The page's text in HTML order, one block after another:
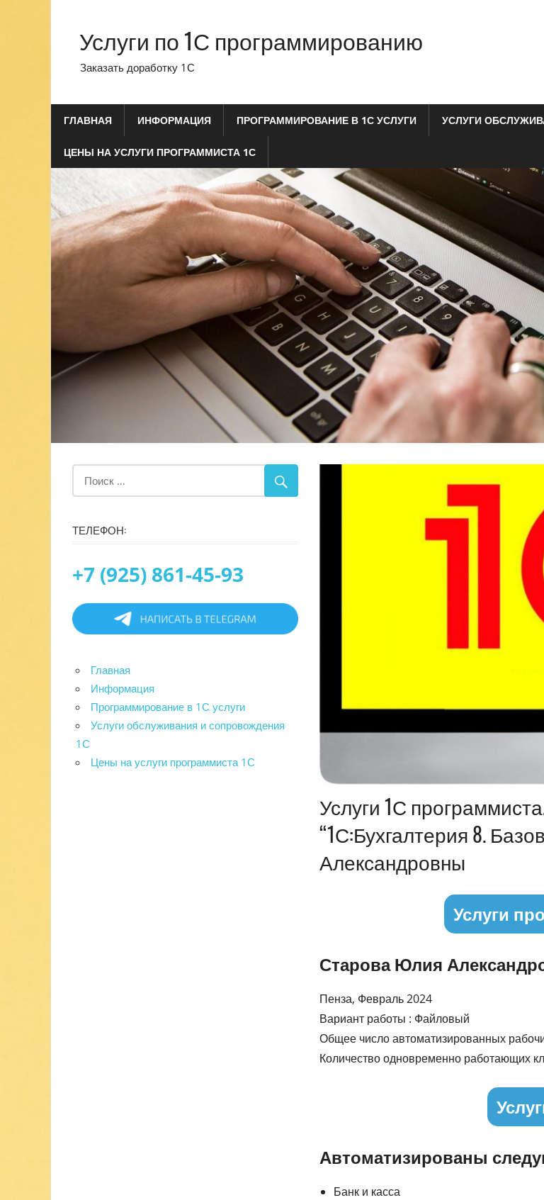
содержимому
Услуги по 1С программированию
Заказать доработку 1С
ГЛАВНАЯ ИНФОРМАЦИЯ ПРОГРАММИРОВАНИЕ В 1С УСЛУГИ УСЛУГИ
ЦЕНЫ НА УСЛУГИ ПРОГРАММИСТА 1С
Информация
Услуги 1С
“1С:Бухгалтерия 8.
Александровны
Услуги
Старова Юлия
Пенза, Февраль 2024
Вариант работы : Файловый
Общее число автоматизированных
Количество одновременно работающих
Автоматизированы
Банк и касса
ТЕЛЕФОН:
+7 (925) 861-45-93
Главная
Информация
Программирование в 1С услуги
Услуги обслуживания и сопровождения
1С
Цены на услуги программиста 1С